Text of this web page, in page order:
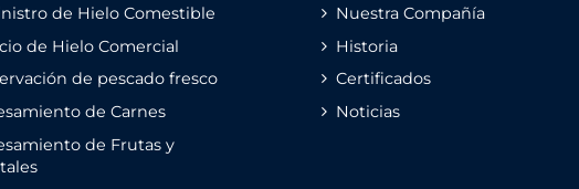
de Hielo Comestible
de Hielo Comercial
de pescado fresco
de Carnes
de Frutas y
Nuestra Compañía
Historia
Certificados
Noticias